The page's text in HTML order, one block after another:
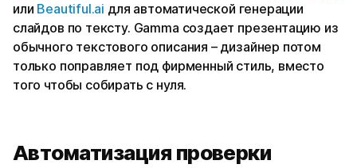
или Beautiful.ai для автоматической генерации
слайдов по тексту. Gamma создает презентацию из
обычного текстового описания – дизайнер потом
только поправляет под фирменный стиль, вместо
того чтобы собирать с нуля.
Автоматизация проверки